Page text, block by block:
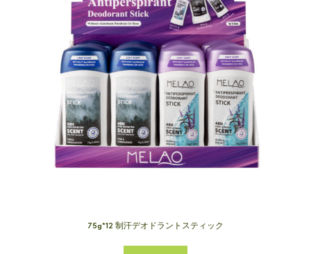
75g*12 制汗デオドラントスティック